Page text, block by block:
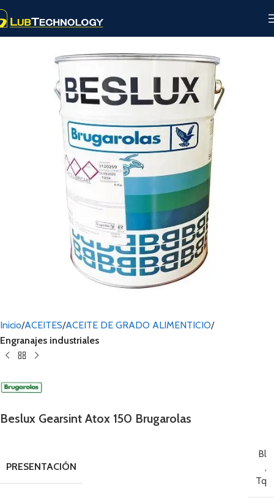
Inicio ACEITES ACEITE DE GRADO ALIMENTICIO
Engranajes industriales
Beslux Gearsint Atox 150 Brugarolas
PRESENTACIÓN
Bl
,
Tq